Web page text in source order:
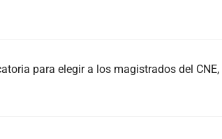
para elegir a los magistrados del